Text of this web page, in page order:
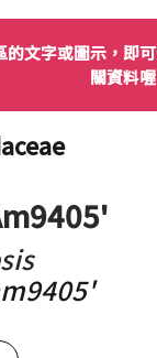
的文字或圖示，即
關資料喔